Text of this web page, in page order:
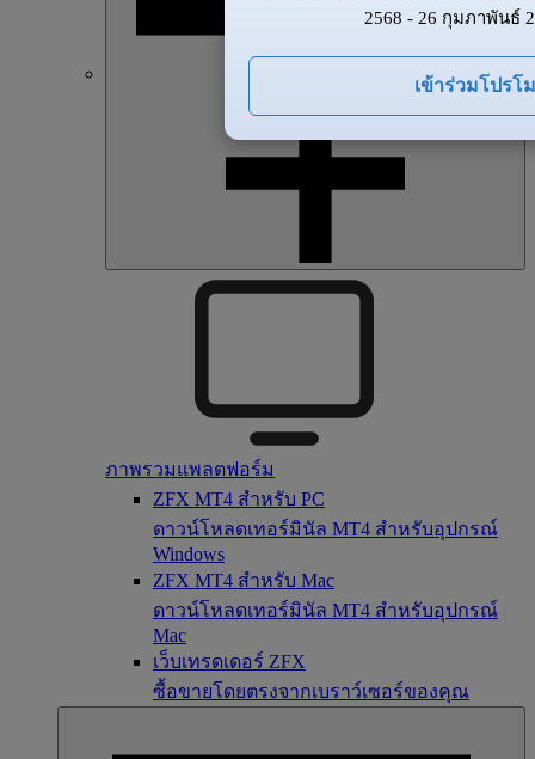
ภาพรวมแพลตฟอร์ม
ZFX MT4 สำหรับ PC
ดาวน์โหลดเทอร์มินัล MT4 สำหรับอุปกรณ์
Windows
ZFX MT4 สำหรับ Mac
ดาวน์โหลดเทอร์มินัล MT4 สำหรับอุปกรณ์
Mac
เว็บเทรดเดอร์ ZFX
ซื้อขายโดยตรงจากเบราว์เซอร์ของคุณ
2568 - 26 กุมภาพันธ์
เข้าร่วมโปรโ